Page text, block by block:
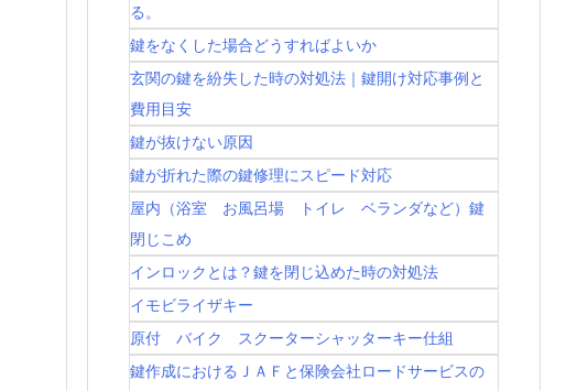
る。
鍵をなくした場合どうすればよいか
玄関の鍵を紛失した時の対処法｜鍵開け対応事例と
費用目安
鍵が抜けない原因
鍵が折れた際の鍵修理にスピード対応
屋内（浴室 お風呂場 トイレ ベランダなど）鍵
閉じこめ
インロックとは？鍵を閉じ込めた時の対処法
イモビライザキー
原付 バイク スクーターシャッターキー仕組
鍵作成におけるＪＡＦと保険会社ロードサービスの